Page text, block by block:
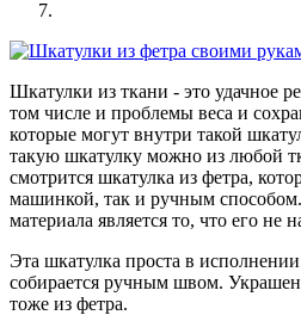
Шкатулки из ткани - это удачное
том числе и проблемы веса и
которые могут внутри такой
такую шкатулку можно из любой
смотрится шкатулка из фетра,
машинкой, так и ручным
материала является то, что его не
Эта шкатулка проста в
собирается ручным швом.
тоже из фетра.